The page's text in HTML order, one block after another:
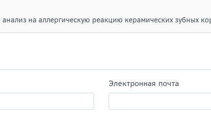
на аллергическую реакцию керамических зубных
Электронная почта